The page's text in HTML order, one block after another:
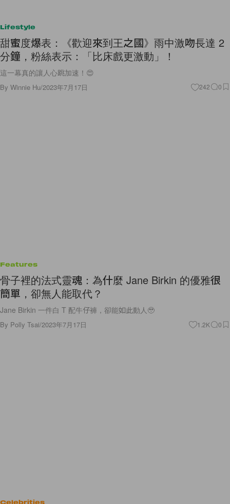
Lifestyle
甜蜜度爆表：《歡迎來到王之國》雨中激吻長達 2
分鐘，粉絲表示：「比床戲更激動」！
這一幕真的讓人心跳加速！😍
By Winnie Hu/2023年7月17日 242 0
Features
骨子裡的法式靈魂：為什麼 Jane Birkin 的優雅很
簡單，卻無人能取代？
Jane Birkin 一件白 T 配牛仔褲，卻能如此動人🥹
By Polly Tsai/2023年7月17日 1.2K 0
Celebrities